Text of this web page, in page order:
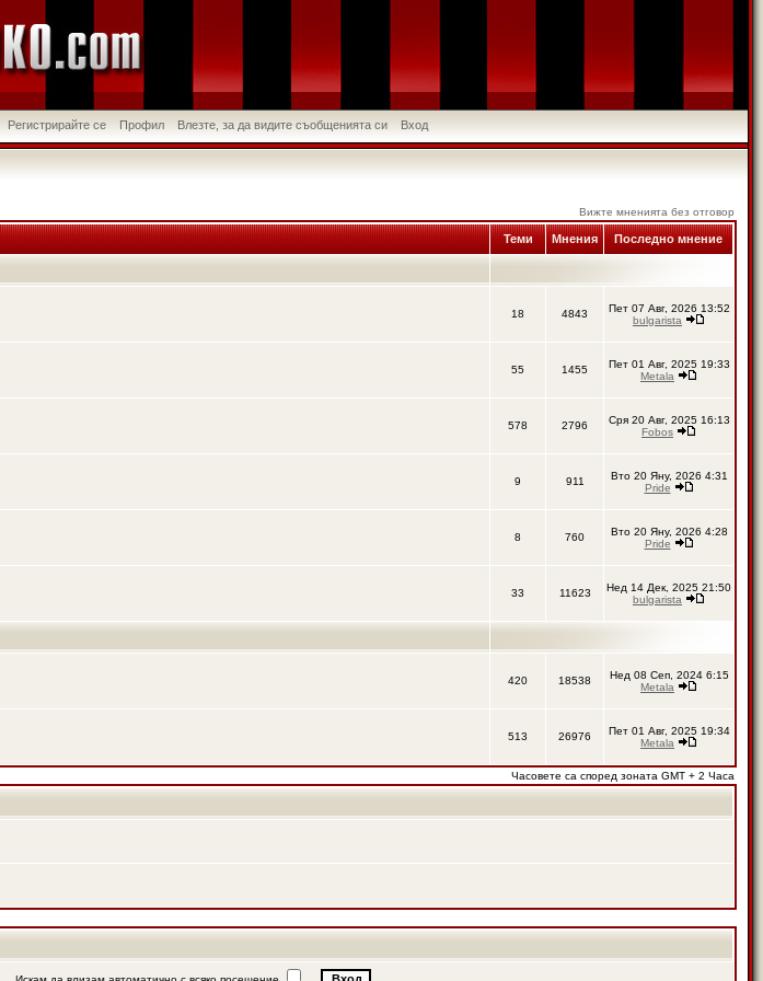
Регистрирайте се Профил Влезте, за да видите съобщенията си Вход
Вижте мненията без отговор
Теми Мнения Последно мнение
18 4843
Пет 07 Авг, 2026 13:52
bulgarista
55 1455
Пет 01 Авг, 2025 19:33
Metala
578 2796
Сря 20 Авг, 2025 16:13
Fobos
9 911
Вто 20 Яну, 2026 4:31
Pride
8 760
Вто 20 Яну, 2026 4:28
Pride
33 11623
Нед 14 Дек, 2025 21:50
bulgarista
420 18538
Нед 08 Сеп, 2024 6:15
Metala
513 26976
Пет 01 Авг, 2025 19:34
Metala
Часовете са според зоната GMT + 2 Часа